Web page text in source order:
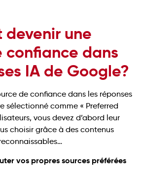
devenir une
confiance dans
IA de Google?
de confiance dans les réponses
sélectionné comme « Preferred
vous devez d’abord leur
choisir grâce à des contenus
vos propres sources préférées